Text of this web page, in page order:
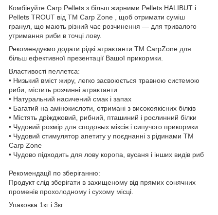
Комбінуйте Carp Pellets з більш жирними Pellets HALIBUT і
Pellets TROUT від ТМ Carp Zone , щоб отримати суміш
гранул, що мають різний час розчинення — для тривалого
утримання риби в точці лову.
Рекомендуємо додати рідкі атрактанти ТМ CarpZone для
більш ефективної презентації Вашої прикормки.
Властивості пеллетса:
• Низький вміст жиру, легко засвоюється травною системою
риби, містить розчинні атрактанти
• Натуральний насичений смак і запах
• Багатий на амінокислоти, отримані з високоякісних білків
• Містять дріжджовий, рибний, пташиний і рослинний білки
• Чудовий розмір для сподовых міксів і сипучого прикормки
• Чудовий стимулятор апетиту у поєднанні з рідинами ТМ
Carp Zone
• Чудово підходить для лову коропа, вусаня і інших видів риб
Рекомендації по зберіганню:
Продукт слід зберігати в захищеному від прямих сонячних
променів прохолодному і сухому місці.
Упаковка 1кг і 3кг